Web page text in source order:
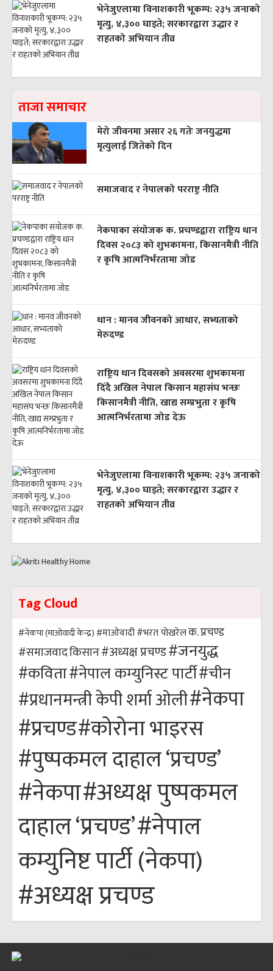
भेनेजुएलामा विनाशकारी भूकम्प: २३५ जनाको
मृत्यु, ४,३०० घाइते; सरकारद्वारा उद्धार र
राहतको अभियान तीव्र
ताजा समाचार
मेरो जीवनमा असार २६ गतेः जनयुद्धमा
मृत्युलाई जितेको दिन
समाजवाद र नेपालको परराष्ट्र नीति
नेकपाका संयोजक क. प्रचण्डद्वारा राष्ट्रिय धान
दिवस २०८३ को शुभकामना, किसानमैत्री नीति
र कृषि आत्मनिर्भरतामा जोड
धान : मानव जीवनको आधार, सभ्यताको
मेरुदण्ड
राष्ट्रिय धान दिवसको अवसरमा शुभकामना
दिँदै अखिल नेपाल किसान महासंघ भन्छः
किसानमैत्री नीति, खाद्य सम्प्रभुता र कृषि
आत्मनिर्भरतामा जोड देऊ
भेनेजुएलामा विनाशकारी भूकम्प: २३५ जनाको
मृत्यु, ४,३०० घाइते; सरकारद्वारा उद्धार र
राहतको अभियान तीव्र
Tag Cloud
#नेकपा (माओवादी केन्द्र) #माओवादी#भरत पोखरेलक. प्रचण्ड
#समाजवादकिसान#अध्यक्ष प्रचण्ड#जनयुद्ध
#कविता#नेपाल कम्युनिस्ट पार्टी#चीन
#प्रधानमन्त्री केपी शर्मा ओली#नेकपा
#प्रचण्ड#कोरोना भाइरस
#पुष्पकमल दाहाल ‘प्रचण्ड’
#नेकपा#अध्यक्ष पुष्पकमल
दाहाल ‘प्रचण्ड’#नेपाल
कम्युनिष्ट पार्टी (नेकपा)
#अध्यक्ष प्रचण्ड